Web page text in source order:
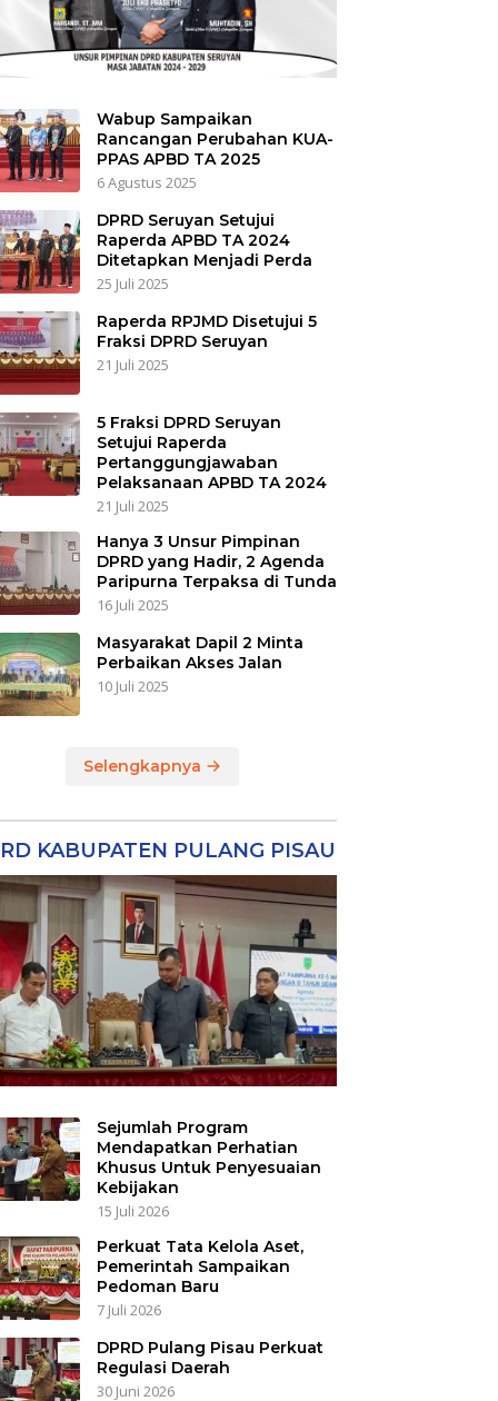
Wabup Sampaikan
Rancangan Perubahan KUA-
PPAS APBD TA 2025
6 Agustus 2025
DPRD Seruyan Setujui
Raperda APBD TA 2024
Ditetapkan Menjadi Perda
25 Juli 2025
Raperda RPJMD Disetujui 5
Fraksi DPRD Seruyan
21 Juli 2025
5 Fraksi DPRD Seruyan
Setujui Raperda
Pertanggungjawaban
Pelaksanaan APBD TA 2024
21 Juli 2025
Hanya 3 Unsur Pimpinan
DPRD yang Hadir, 2 Agenda
Paripurna Terpaksa di Tunda
16 Juli 2025
Masyarakat Dapil 2 Minta
Perbaikan Akses Jalan
10 Juli 2025
Selengkapnya
KABUPATEN PULANG PISAU
Sejumlah Program
Mendapatkan Perhatian
Khusus Untuk Penyesuaian
Kebijakan
15 Juli 2026
Perkuat Tata Kelola Aset,
Pemerintah Sampaikan
Pedoman Baru
7 Juli 2026
DPRD Pulang Pisau Perkuat
Regulasi Daerah
30 Juni 2026